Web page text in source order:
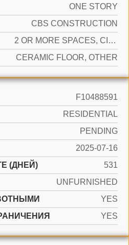
ONE STORY
CBS CONSTRUCTION
2 OR MORE SPACES, CIRCULAR DRIVEWAY, PARKING GARAGE
CERAMIC FLOOR, OTHER
F10488591
RESIDENTIAL
PENDING
2025-07-16
(ДНЕЙ)
531
UNFURNISHED
YES
YES